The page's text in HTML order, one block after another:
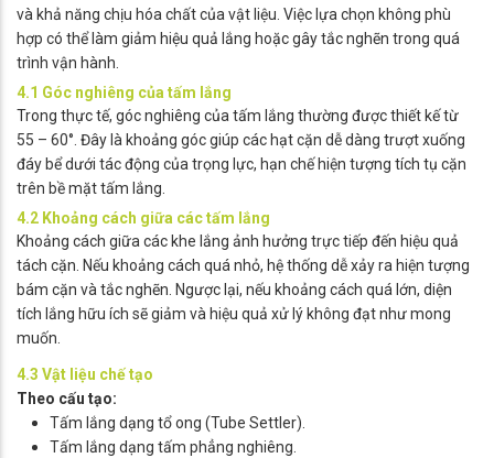
và khả năng chịu hóa chất của vật liệu. Việc lựa chọn không phù
hợp có thể làm giảm hiệu quả lắng hoặc gây tắc nghẽn trong quá
trình vận hành.
4.1 Góc nghiêng của tấm lắng
Trong thực tế, góc nghiêng của tấm lắng thường được thiết kế từ
55 – 60°. Đây là khoảng góc giúp các hạt cặn dễ dàng trượt xuống
đáy bể dưới tác động của trọng lực, hạn chế hiện tượng tích tụ cặn
trên bề mặt tấm lắng.
4.2 Khoảng cách giữa các tấm lắng
Khoảng cách giữa các khe lắng ảnh hưởng trực tiếp đến hiệu quả
tách cặn. Nếu khoảng cách quá nhỏ, hệ thống dễ xảy ra hiện tượng
bám cặn và tắc nghẽn. Ngược lại, nếu khoảng cách quá lớn, diện
tích lắng hữu ích sẽ giảm và hiệu quả xử lý không đạt như mong
muốn.
4.3 Vật liệu chế tạo
Theo cấu tạo:
Tấm lắng dạng tổ ong (Tube Settler).
Tấm lắng dạng tấm phẳng nghiêng.